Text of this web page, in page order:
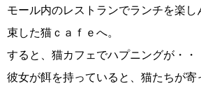
モール内のレストランでランチを楽し
束した猫ｃａｆｅへ。
すると、 猫カフェでハプニングが・・
彼女が餌を持っていると、猫たちが寄